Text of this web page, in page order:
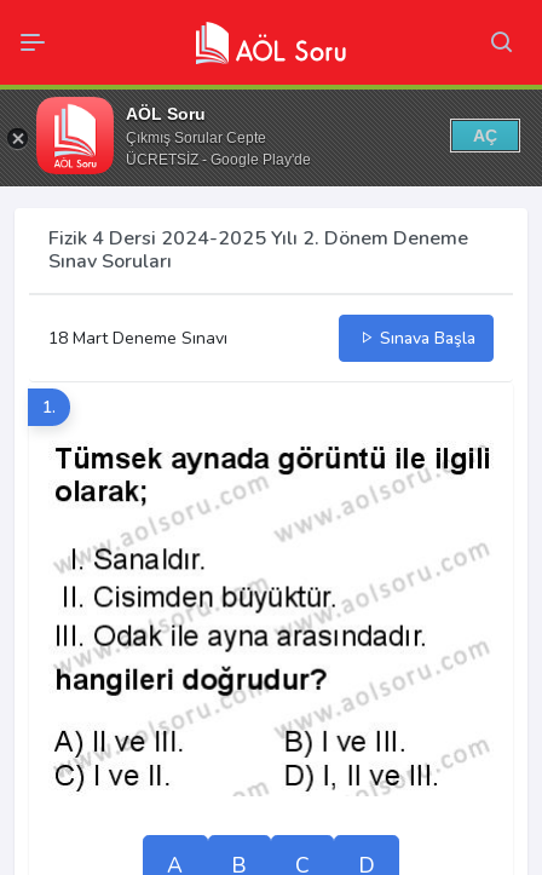
AÖL Soru
Çıkmış Sorular Cepte
ÜCRETSİZ - Google Play'de
AÇ
Fizik 4 Dersi 2024-2025 Yılı 2. Dönem Deneme
Sınav Soruları
18 Mart Deneme Sınavı Sınava Başla
1.
A B C D